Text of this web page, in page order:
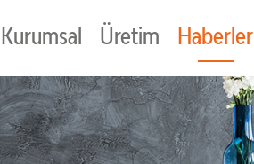
Kurumsal Üretim Haberler